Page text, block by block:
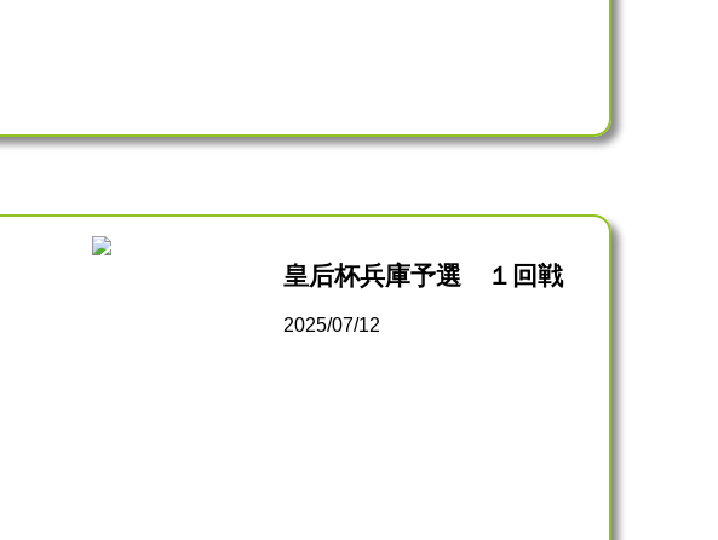
皇后杯兵庫予選 １回戦
2025/07/12